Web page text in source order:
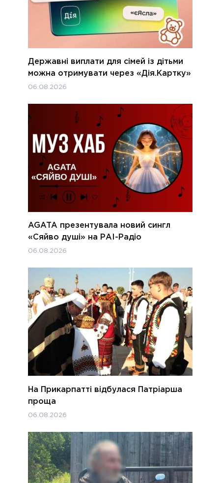
Державні виплати для сімей із дітьми
можна отримувати через «Дія.Картку»
06.08.2026
AGATA презентувала новий сингл
«Сяйво душі» на РАІ-Радіо
06.08.2026
На Прикарпатті відбулася Патріарша
проща
06.08.2026